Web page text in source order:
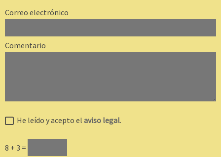
Correo electrónico
Comentario
He leído y acepto el aviso legal.
8 + 3 =